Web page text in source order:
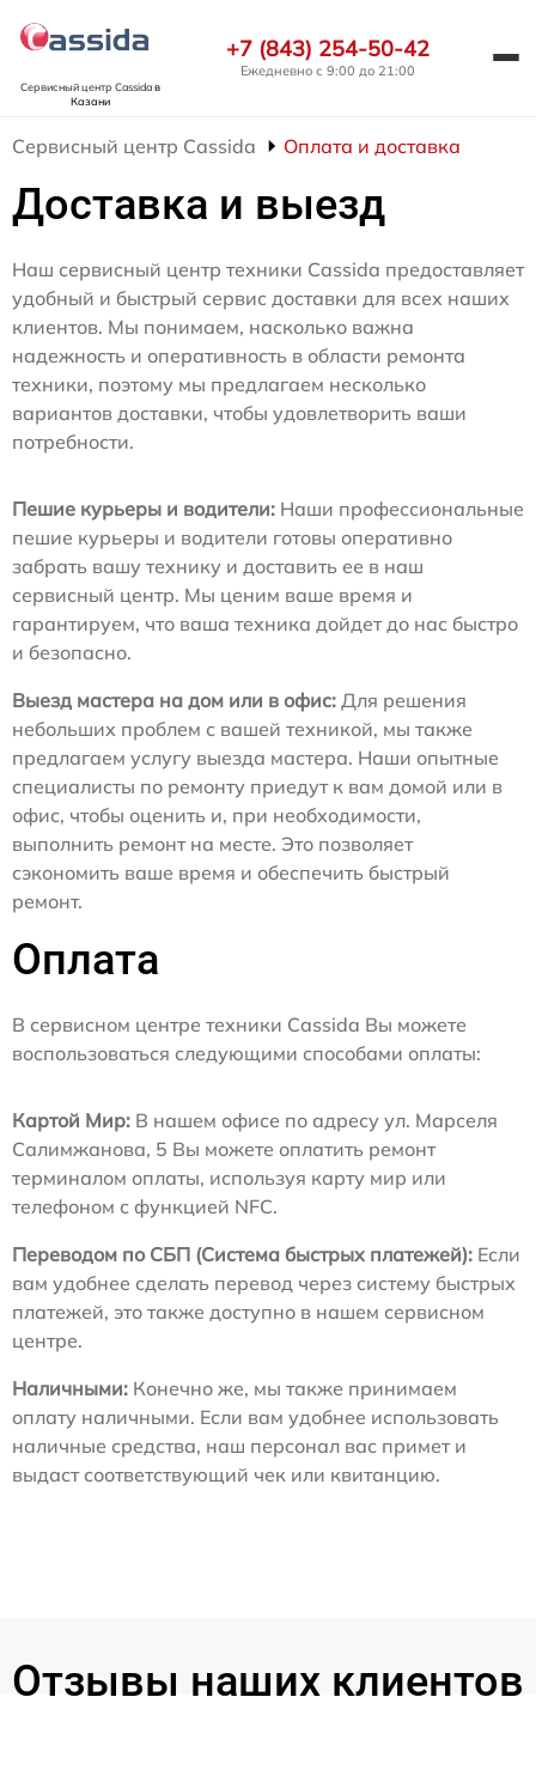
Сервисный центр Cassidaв
Казани
+7 (843) 254-50-42
Ежедневно с 9:00 до 21:00
Сервисный центр Cassida Оплата и доставка
Доставка и выезд
Наш сервисный центр техники Cassida предоставляет
удобный и быстрый сервис доставки для всех наших
клиентов. Мы понимаем, насколько важна
надежность и оперативность в области ремонта
техники, поэтому мы предлагаем несколько
вариантов доставки, чтобы удовлетворить ваши
потребности.
Пешие курьеры и водители: Наши профессиональные
пешие курьеры и водители готовы оперативно
забрать вашу технику и доставить ее в наш
сервисный центр. Мы ценим ваше время и
гарантируем, что ваша техника дойдет до нас быстро
и безопасно.
Выезд мастера на дом или в офис: Для решения
небольших проблем с вашей техникой, мы также
предлагаем услугу выезда мастера. Наши опытные
специалисты по ремонту приедут к вам домой или в
офис, чтобы оценить и, при необходимости,
выполнить ремонт на месте. Это позволяет
сэкономить ваше время и обеспечить быстрый
ремонт.
Оплата
В сервисном центре техники Cassida Вы можете
воспользоваться следующими способами оплаты:
Картой Мир: В нашем офисе по адресу ул. Марселя
Салимжанова, 5 Вы можете оплатить ремонт
терминалом оплаты, используя карту мир или
телефоном с функцией NFC.
Переводом по СБП (Система быстрых платежей): Если
вам удобнее сделать перевод через систему быстрых
платежей, это также доступно в нашем сервисном
центре.
Наличными: Конечно же, мы также принимаем
оплату наличными. Если вам удобнее использовать
наличные средства, наш персонал вас примет и
выдаст соответствующий чек или квитанцию.
Отзывы наших клиентов